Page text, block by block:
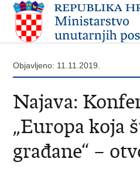
Objavljeno: 11.11.2019.
Najava:
„Europa koja
građane“ –